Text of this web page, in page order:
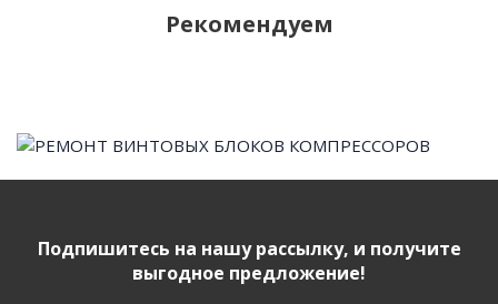
Рекомендуем
Подпишитесь на нашу рассылку, и получите
выгодное предложение!